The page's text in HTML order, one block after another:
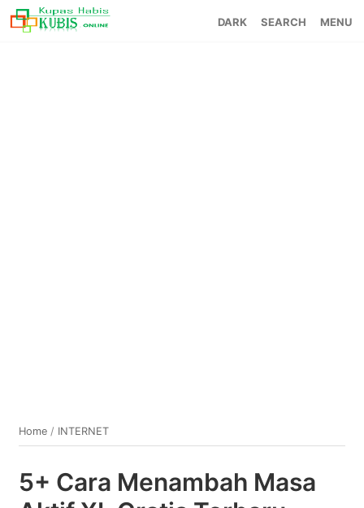
SEARCH MENU
Home / INTERNET
5+ Cara Menambah Masa